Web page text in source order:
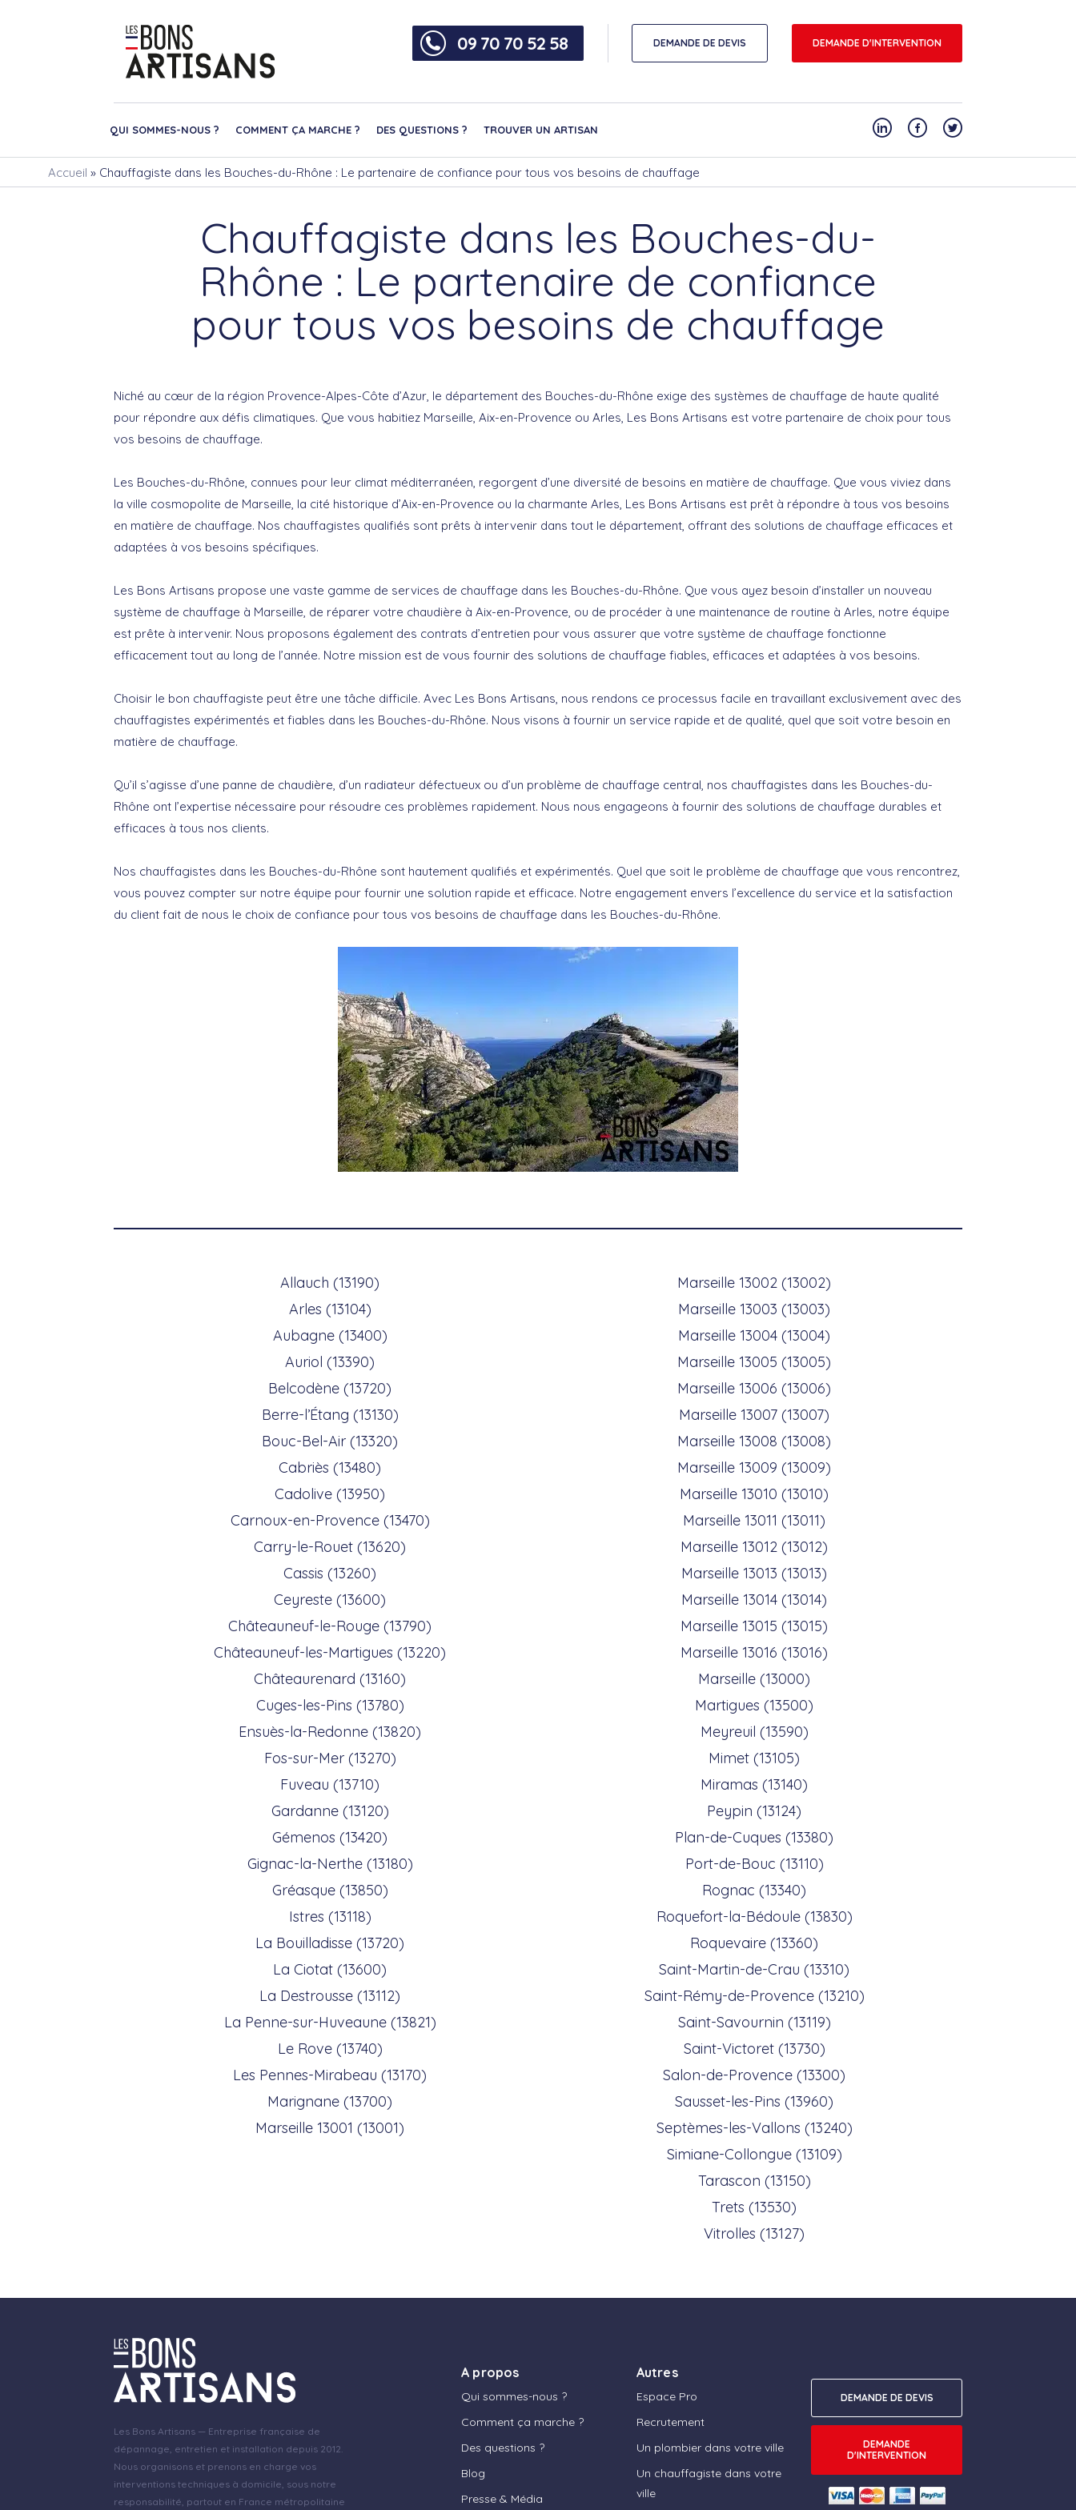
09 70 70 52 58 DEMANDE DE DEVIS DEMANDE D'INTERVENTION
QUI SOMMES-NOUS ? COMMENT ÇA MARCHE ? DES QUESTIONS ? TROUVER UN ARTISAN
Accueil » Chauffagiste dans les Bouches-du-Rhône : Le partenaire de confiance pour tous vos besoins de chauffage
Chauffagiste dans les Bouches-du-
Rhône : Le partenaire de confiance
pour tous vos besoins de chauffage
Niché au cœur de la région Provence-Alpes-Côte d’Azur, le département des Bouches-du-Rhône exige des systèmes de chauffage de haute qualité
pour répondre aux défis climatiques. Que vous habitiez Marseille, Aix-en-Provence ou Arles, Les Bons Artisans est votre partenaire de choix pour tous
vos besoins de chauffage.
Les Bouches-du-Rhône, connues pour leur climat méditerranéen, regorgent d’une diversité de besoins en matière de chauffage. Que vous viviez dans
la ville cosmopolite de Marseille, la cité historique d’Aix-en-Provence ou la charmante Arles, Les Bons Artisans est prêt à répondre à tous vos besoins
en matière de chauffage. Nos chauffagistes qualifiés sont prêts à intervenir dans tout le département, offrant des solutions de chauffage efficaces et
adaptées à vos besoins spécifiques.
Les Bons Artisans propose une vaste gamme de services de chauffage dans les Bouches-du-Rhône. Que vous ayez besoin d’installer un nouveau
système de chauffage à Marseille, de réparer votre chaudière à Aix-en-Provence, ou de procéder à une maintenance de routine à Arles, notre équipe
est prête à intervenir. Nous proposons également des contrats d’entretien pour vous assurer que votre système de chauffage fonctionne
efficacement tout au long de l’année. Notre mission est de vous fournir des solutions de chauffage fiables, efficaces et adaptées à vos besoins.
Choisir le bon chauffagiste peut être une tâche difficile. Avec Les Bons Artisans, nous rendons ce processus facile en travaillant exclusivement avec des
chauffagistes expérimentés et fiables dans les Bouches-du-Rhône. Nous visons à fournir un service rapide et de qualité, quel que soit votre besoin en
matière de chauffage.
Qu’il s’agisse d’une panne de chaudière, d’un radiateur défectueux ou d’un problème de chauffage central, nos chauffagistes dans les Bouches-du-
Rhône ont l’expertise nécessaire pour résoudre ces problèmes rapidement. Nous nous engageons à fournir des solutions de chauffage durables et
efficaces à tous nos clients.
Nos chauffagistes dans les Bouches-du-Rhône sont hautement qualifiés et expérimentés. Quel que soit le problème de chauffage que vous rencontrez,
vous pouvez compter sur notre équipe pour fournir une solution rapide et efficace. Notre engagement envers l’excellence du service et la satisfaction
du client fait de nous le choix de confiance pour tous vos besoins de chauffage dans les Bouches-du-Rhône.
Allauch (13190)
Arles (13104)
Aubagne (13400)
Auriol (13390)
Belcodène (13720)
Berre-l’Étang (13130)
Bouc-Bel-Air (13320)
Cabriès (13480)
Cadolive (13950)
Carnoux-en-Provence (13470)
Carry-le-Rouet (13620)
Cassis (13260)
Ceyreste (13600)
Châteauneuf-le-Rouge (13790)
Châteauneuf-les-Martigues (13220)
Châteaurenard (13160)
Cuges-les-Pins (13780)
Ensuès-la-Redonne (13820)
Fos-sur-Mer (13270)
Fuveau (13710)
Gardanne (13120)
Gémenos (13420)
Gignac-la-Nerthe (13180)
Gréasque (13850)
Istres (13118)
La Bouilladisse (13720)
La Ciotat (13600)
La Destrousse (13112)
La Penne-sur-Huveaune (13821)
Le Rove (13740)
Les Pennes-Mirabeau (13170)
Marignane (13700)
Marseille 13001 (13001)
Marseille 13002 (13002)
Marseille 13003 (13003)
Marseille 13004 (13004)
Marseille 13005 (13005)
Marseille 13006 (13006)
Marseille 13007 (13007)
Marseille 13008 (13008)
Marseille 13009 (13009)
Marseille 13010 (13010)
Marseille 13011 (13011)
Marseille 13012 (13012)
Marseille 13013 (13013)
Marseille 13014 (13014)
Marseille 13015 (13015)
Marseille 13016 (13016)
Marseille (13000)
Martigues (13500)
Meyreuil (13590)
Mimet (13105)
Miramas (13140)
Peypin (13124)
Plan-de-Cuques (13380)
Port-de-Bouc (13110)
Rognac (13340)
Roquefort-la-Bédoule (13830)
Roquevaire (13360)
Saint-Martin-de-Crau (13310)
Saint-Rémy-de-Provence (13210)
Saint-Savournin (13119)
Saint-Victoret (13730)
Salon-de-Provence (13300)
Sausset-les-Pins (13960)
Septèmes-les-Vallons (13240)
Simiane-Collongue (13109)
Tarascon (13150)
Trets (13530)
Vitrolles (13127)
Les Bons Artisans — Entreprise française de
dépannage, entretien et installation depuis 2012.
Nous organisons et prenons en charge vos
interventions techniques à domicile, sous notre
responsabilité, partout en France métropolitaine
A propos
Qui sommes-nous ?
Comment ça marche ?
Des questions ?
Blog
Presse & Média
Autres
Espace Pro
Recrutement
Un plombier dans votre ville
Un chauffagiste dans votre
ville
DEMANDE DE DEVIS
DEMANDE
D'INTERVENTION